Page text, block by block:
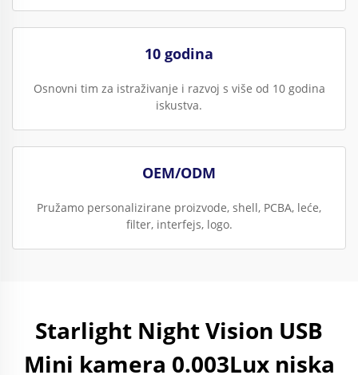
10 godina
Osnovni tim za istraživanje i razvoj s više od 10 godina
iskustva.
OEM/ODM
Pružamo personalizirane proizvode, shell, PCBA, leće,
filter, interfejs, logo.
Starlight Night Vision USB
Mini kamera 0.003Lux niska